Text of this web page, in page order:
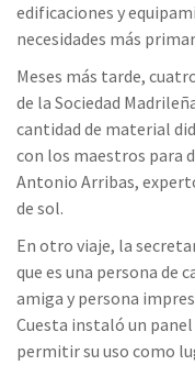
edificaciones y
necesidades más
Meses más tarde,
de la Sociedad
cantidad de material
con los maestros para
Antonio Arribas,
de sol.
En otro viaje, la
que es una persona de
amiga y persona
Cuesta instaló un panel
permitir su uso como